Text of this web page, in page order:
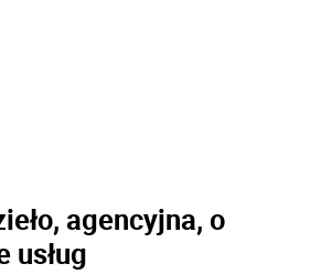
agencyjna, o
usług